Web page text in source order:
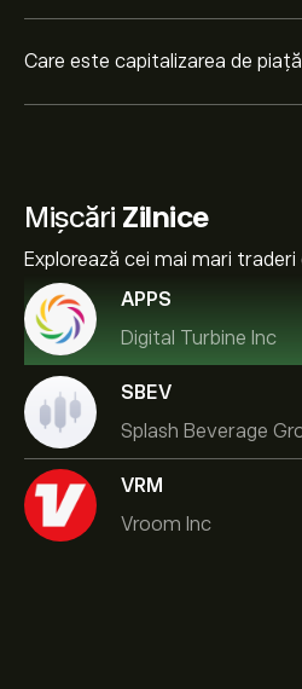
Care este capitalizarea de
Mișcări Zilnice
Explorează cei mai mari
APPS
Digital Turbine Inc
SBEV
Splash Beverage
VRM
Vroom Inc